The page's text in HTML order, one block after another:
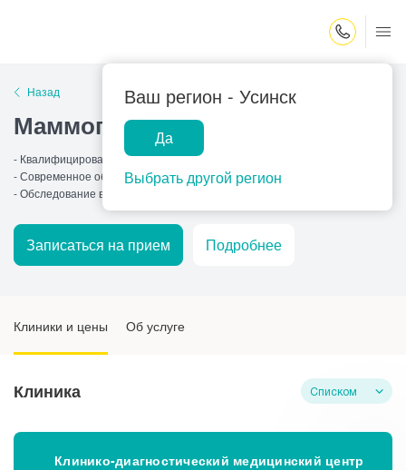
Ваш регион - Усинск
Да
Выбрать другой регион
Назад
Маммография
- Квалифицированные специалисты
- Современное оборудование
- Обследование в день обращения
Записаться на прием Подробнее
Клиники и цены Об услуге
Клиника Списком
Клинико-диагностический медицинский центр